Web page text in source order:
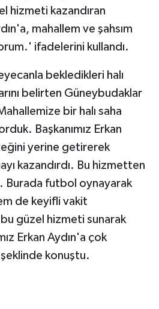
hizmeti kazandıran
mahallem ve şahsım
ifadelerini kullandı.
bekledikleri halı
belirten Güneybudaklar
bir halı saha
Başkanımız Erkan
yerine getirerek
kazandırdı. Bu hizmetten
Burada futbol oynayarak
de keyifli vakit
güzel hizmeti sunarak
Erkan Aydın'a çok
konuştu.